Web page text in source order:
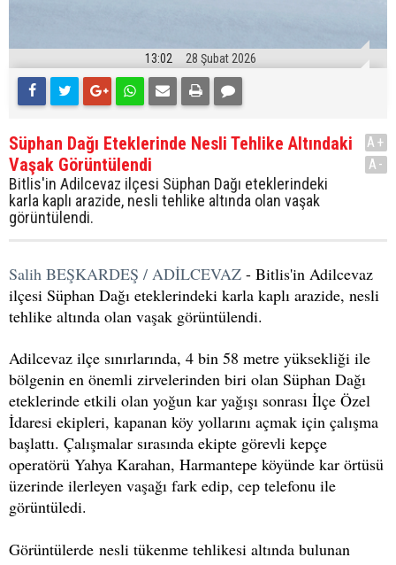
13:02 28 Şubat 2026
Süphan Dağı Eteklerinde Nesli Tehlike Altındaki
Vaşak Görüntülendi
Bitlis'in Adilcevaz ilçesi Süphan Dağı eteklerindeki
karla kaplı arazide, nesli tehlike altında olan vaşak
görüntülendi.
A+
A-
Salih BEŞKARDEŞ / ADİLCEVAZ - Bitlis'in Adilcevaz
ilçesi Süphan Dağı eteklerindeki karla kaplı arazide, nesli
tehlike altında olan vaşak görüntülendi.
Adilcevaz ilçe sınırlarında, 4 bin 58 metre yüksekliği ile
bölgenin en önemli zirvelerinden biri olan Süphan Dağı
eteklerinde etkili olan yoğun kar yağışı sonrası İlçe Özel
İdaresi ekipleri, kapanan köy yollarını açmak için çalışma
başlattı. Çalışmalar sırasında ekipte görevli kepçe
operatörü Yahya Karahan, Harmantepe köyünde kar örtüsü
üzerinde ilerleyen vaşağı fark edip, cep telefonu ile
görüntüledi.
Görüntülerde nesli tükenme tehlikesi altında bulunan